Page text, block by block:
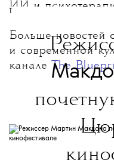
ИИ и
Больше новостей
и современной
канале The
T